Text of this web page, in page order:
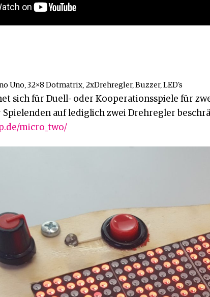
Uno, 32×8 Dotmatrix, 2xDrehregler, Buzzer, LED’s
sich für Duell- oder Kooperationsspiele für
auf lediglich zwei Drehregler
micro_two/